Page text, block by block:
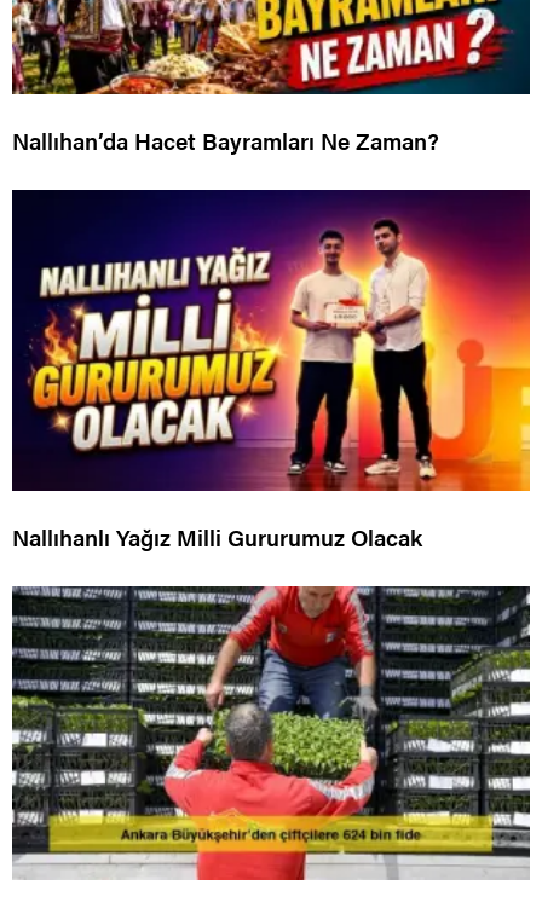
Nallıhan’da Hacet Bayramları Ne Zaman?
Nallıhanlı Yağız Milli Gururumuz Olacak